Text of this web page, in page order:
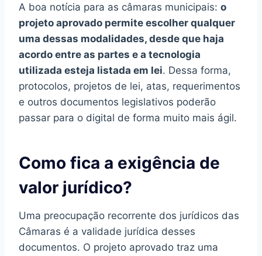
A boa notícia para as câmaras municipais: o
projeto aprovado permite escolher qualquer
uma dessas modalidades, desde que haja
acordo entre as partes e a tecnologia
utilizada esteja listada em lei. Dessa forma,
protocolos, projetos de lei, atas, requerimentos
e outros documentos legislativos poderão
passar para o digital de forma muito mais ágil.
Como fica a exigência de
valor jurídico?
Uma preocupação recorrente dos jurídicos das
Câmaras é a validade jurídica desses
documentos. O projeto aprovado traz uma